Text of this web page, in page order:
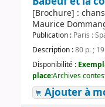
[Brochure] :
Maurice
Publication : Paris :
Description :80 p. ;
Disponibilité :
place:Archives
Ajouter à